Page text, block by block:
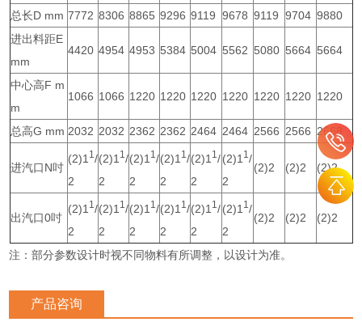
总长D mm 7772 8306 8865 9296 9119 9678 9119 9704 9880
进出料距E
mm
4420 4954 4953 5384 5004 5562 5080 5664 5664
中心高F m
m
1066 1066 1220 1220 1220 1220 1220 1220 1220
总高G mm 2032 2032 2362 2362 2464 2464 2566 2566 2668
进汽口N吋
(2)1 1 /
2
(2)1 1 /
2
(2)1 1 /
2
(2)1 1 /
2
(2)1 1 /
2
(2)1 1 /
2
(2)2 (2)2 (2)2
出汽口0吋
(2)1 1 /
2
(2)1 1 /
2
(2)1 1 /
2
(2)1 1 /
2
(2)1 1 /
2
(2)1 1 /
2
(2)2 (2)2 (2)2
注：部分参数设计时视不同物料有所调整，以设计为准。
产品咨询